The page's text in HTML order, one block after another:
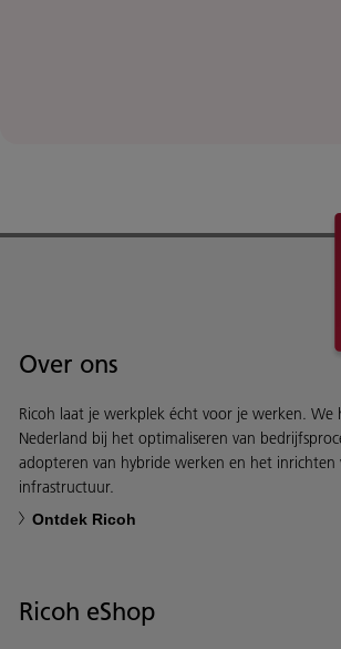
Over ons
Ricoh laat je werkplek écht voor je werken. We
Nederland bij het optimaliseren van
adopteren van hybride werken en het inrichten
infrastructuur.
Ontdek Ricoh
Ricoh eShop